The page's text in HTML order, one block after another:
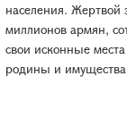
населения. Жертвой
миллионов армян,
свои исконные
родины и